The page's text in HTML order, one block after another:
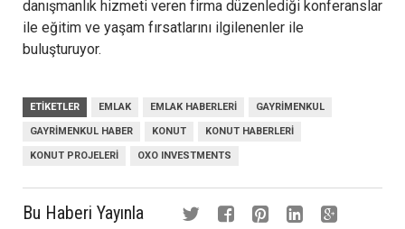
danışmanlık hizmeti veren firma düzenlediği konferanslar
ile eğitim ve yaşam fırsatlarını ilgilenenler ile
buluşturuyor.
ETIKETLER EMLAK EMLAK HABERLERI GAYRIMENKUL
GAYRIMENKUL HABER KONUT KONUT HABERLERI
KONUT PROJELERI OXO INVESTMENTS
Bu Haberi Yayınla